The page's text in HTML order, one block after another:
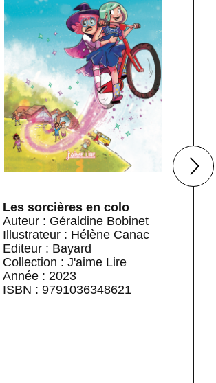
Les sorcières en colo
Auteur : Géraldine Bobinet
Illustrateur : Hélène Canac
Editeur : Bayard
Collection : J'aime Lire
Année : 2023
ISBN : 9791036348621